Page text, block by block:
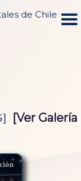
de Chile
[Ver Galería